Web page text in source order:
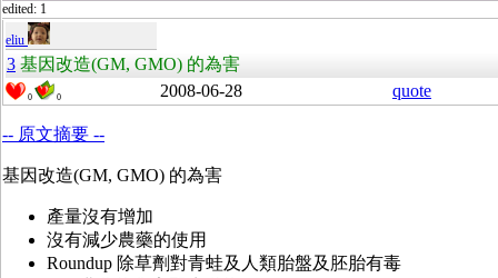
edited: 1
eliu
3 基因改造(GM, GMO) 的為害
0 0 2008-06-28 quote
-- 原文摘要 --
基因改造(GM, GMO) 的為害
產量沒有增加
沒有減少農藥的使用
Roundup 除草劑對青蛙及人類胎盤及胚胎有毒